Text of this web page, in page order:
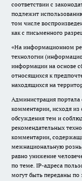
соответствии с
подлежит
том числе
как с письменного
«На информационном
технологии
информации на основе
относящихся к
находящихся на
Администрация портала
комментарии, исходя из
обсуждения тем и
рекомендательных
комментарии,
межнациональную
равно унижение
по теме. IP-адреса
могут быть переданы по